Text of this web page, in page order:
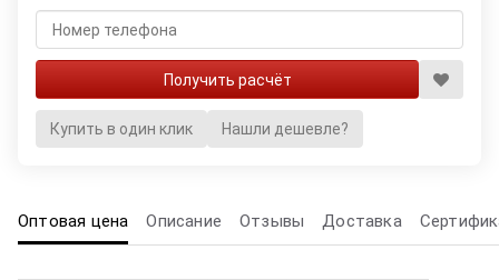
Купить в один клик Нашли дешевле?
Оптовая цена Описание Отзывы Доставка